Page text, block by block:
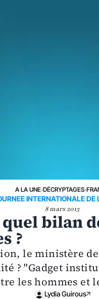
A LA UNE›DÉCRYPTAGES›
INTERNATIONALE DE
8 mars 2013
bilan
?
le ministère
? "Gadget
les hommes et
Lydia Guirous